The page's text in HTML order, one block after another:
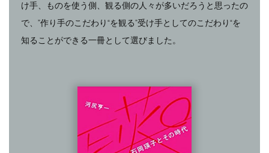
け手、ものを使う側、観る側の人々が多いだろうと思ったの
で、”作り手のこだわり“を観る”受け手としてのこだわり“を
知ることができる一冊として選びました。